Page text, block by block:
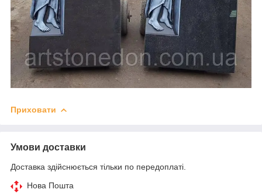
Приховати
Умови доставки
Доставка здійснюється тільки по передоплаті.
Нова Пошта